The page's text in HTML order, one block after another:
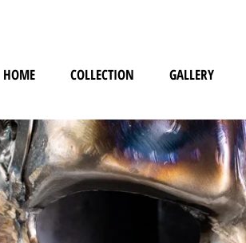
HOME COLLECTION GALLERY